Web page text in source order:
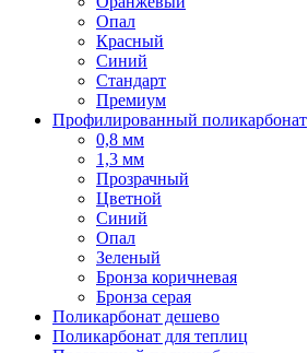
Опал
Красный
Синий
Стандарт
Премиум
Профилированный поликарбонат
0,8 мм
1,3 мм
Прозрачный
Цветной
Синий
Опал
Зеленый
Бронза коричневая
Бронза серая
Поликарбонат дешево
Поликарбонат для теплиц